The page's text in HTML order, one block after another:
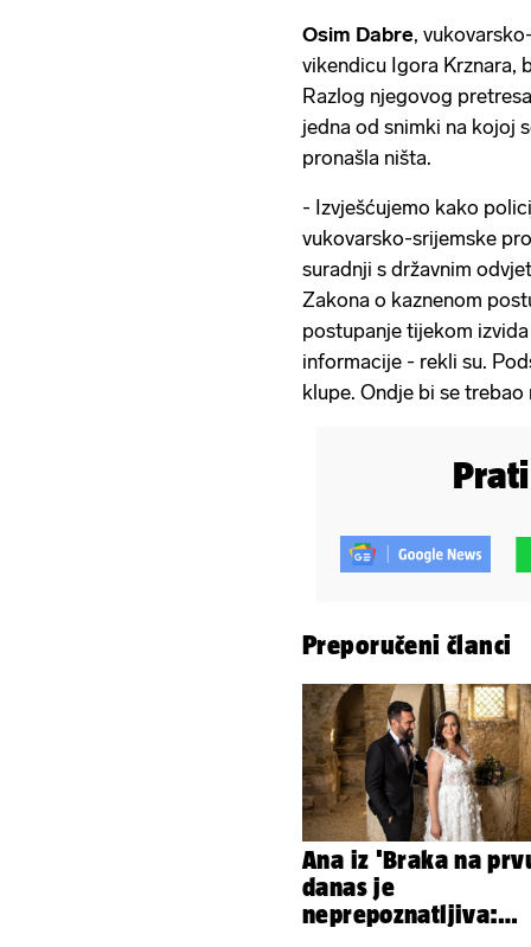
Osim Dabre,
vikendicu Igora Krznara,
Razlog njegovog
jedna od snimki na kojoj
pronašla ništa.
- Izvješćujemo kako
vukovarsko-srijemske
suradnji s državnim
Zakona o kaznenom
postupanje tijekom
informacije - rekli su.
klupe. Ondje bi se
Preporučeni članci
Ana iz 'Braka na
danas je
neprepoznatljiva: